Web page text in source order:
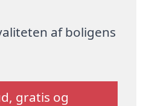
af boligens
gratis og